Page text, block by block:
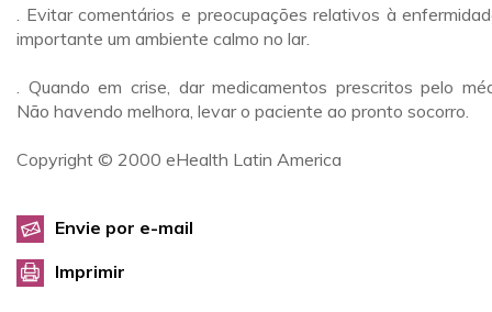
. Evitar comentários e preocupações relativos à
importante um ambiente calmo no lar.
. Quando em crise, dar medicamentos prescritos pelo
Não havendo melhora, levar o paciente ao pronto socorro.
Copyright © 2000 eHealth Latin America
Envie por e-mail
Imprimir